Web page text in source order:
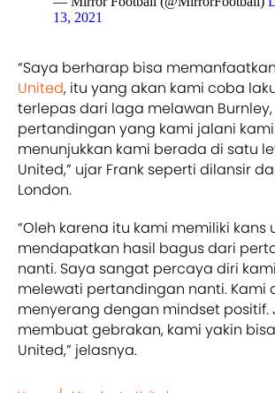
13, 2021
“Saya berharap bisa
United, itu yang akan kami coba
terlepas dari laga melawan
pertandingan yang kami jalani
menunjukkan kami berada di satu
United,” ujar Frank seperti dilansir
London.
“Oleh karena itu kami memiliki kans
mendapatkan hasil bagus dari
nanti. Saya sangat percaya diri
melewati pertandingan nanti. Kami
menyerang dengan mindset positif.
membuat gebrakan, kami yakin
United,” jelasnya.